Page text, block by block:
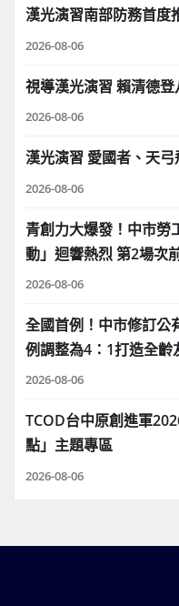
漢光演習南部防務首度
2026-08-06
視導漢光演習 賴清德
2026-08-06
漢光演習 愛國者、天
2026-08-06
青創力大爆發！中市勞
動」迴響熱烈 第2場次
2026-08-06
全國首例！中市修訂
例調整為4：1打造全齡
2026-08-06
TCOD台中原創進軍
點」主題專區
2026-08-06